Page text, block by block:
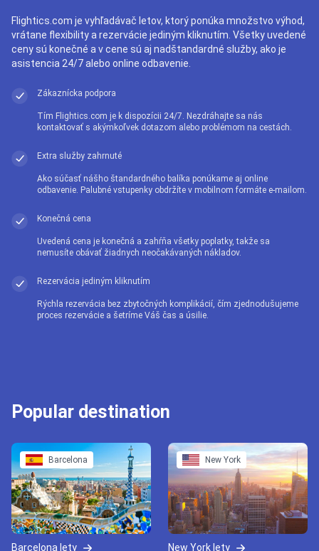
Flightics.com je vyhľadávač letov, ktorý ponúka množstvo výhod,
vrátane flexibility a rezervácie jediným kliknutím. Všetky uvedené
ceny sú konečné a v cene sú aj nadštandardné služby, ako je
asistencia 24/7 alebo online odbavenie.
Zákaznícka podpora
Tím Flightics.com je k dispozícii 24/7. Nezdráhajte sa nás
kontaktovať s akýmkoľvek dotazom alebo problémom na cestách.
Extra služby zahrnuté
Ako súčasť nášho štandardného balíka ponúkame aj online
odbavenie. Palubné vstupenky obdržíte v mobilnom formáte e-mailom.
Konečná cena
Uvedená cena je konečná a zahŕňa všetky poplatky, takže sa
nemusíte obávať žiadnych neočakávaných nákladov.
Rezervácia jediným kliknutím
Rýchla rezervácia bez zbytočných komplikácií, čím zjednodušujeme
proces rezervácie a šetríme Váš čas a úsilie.
Popular destination
Barcelona
Barcelona lety
New York
New York lety